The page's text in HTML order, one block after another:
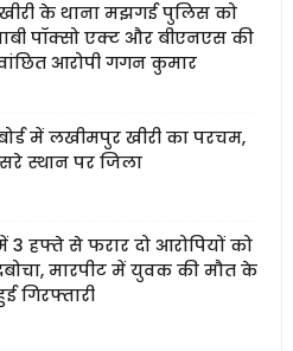
के थाना मझगई पुलिस को
पॉक्सो एक्ट और बीएनएस की
आरोपी गगन कुमार
में लखीमपुर खीरी का परचम,
स्थान पर जिला
3 हफ्ते से फरार दो आरोपियों को
मारपीट में युवक की मौत के
गिरफ्तारी